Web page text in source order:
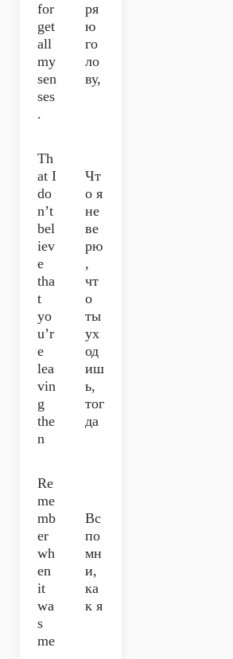
for
get
all
my
sen
ses
.
ря
ю
го
ло
ву,
Th
at I
do
n’t
bel
iev
e
tha
t
yo
u’r
e
lea
vin
g
the
n
Чт
о я
не
ве
рю
,
чт
о
ты
ух
од
иш
ь,
тог
да
Re
me
mb
er
wh
en
it
wa
s
me
Вс
по
мн
и,
ка
к я